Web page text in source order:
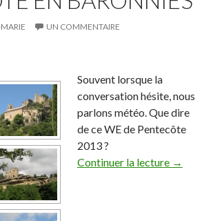
UN COMMENTAIRE
Souvent lorsque la
conversation hésite, nous
parlons météo. Que dire
de ce WE de Pentecôte
2013 ?
Continuer la lecture →